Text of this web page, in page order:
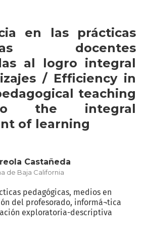
en las prácticas
docentes
al logro integral
/ Efficiency in
teaching
the integral
of learning
Castañeda
de Baja California
pedagógicas, medios en
del profesorado, informá¬tica
exploratoria-descriptiva